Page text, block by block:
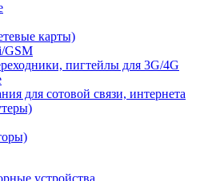
карты)
GSM
пигтейлы для 3G/4G
для сотовой связи, интернета
устройства